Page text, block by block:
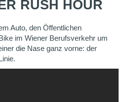
RUSH HOUR
Auto, den Öffentlichen
im Wiener Berufsverkehr um
die Nase ganz vorne: der